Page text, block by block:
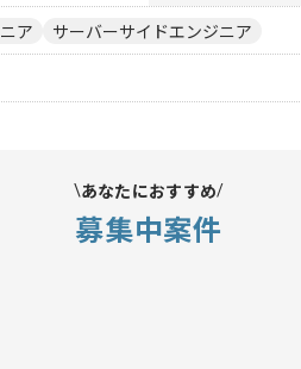
ア サーバーサイドエンジニア
あなたにおすすめ
募集中案件